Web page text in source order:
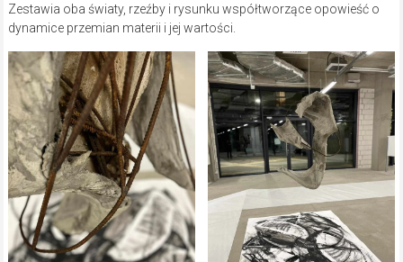
Zestawia oba światy, rzeźby i rysunku współtworzące opowieść o
dynamice przemian materii i jej wartości.